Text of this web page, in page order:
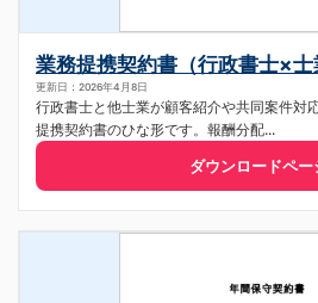
業務提携契約書（行政書士×士
更新日：2026年4月8日
行政書士と他士業が顧客紹介や共同案件対
提携契約書のひな形です。報酬分配...
ダウンロードペー